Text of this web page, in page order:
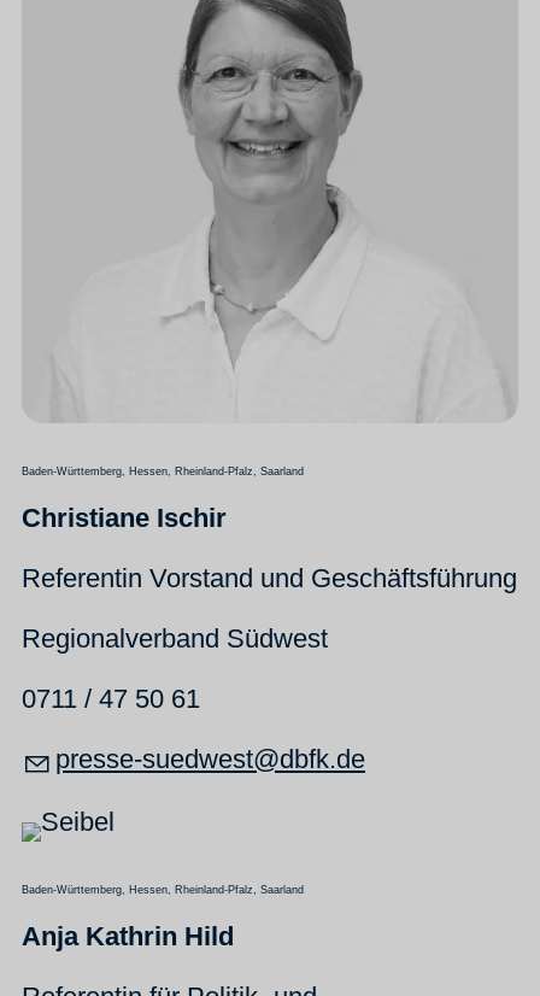
Baden-Württemberg, Hessen, Rheinland-Pfalz, Saarland
Christiane Ischir
Referentin Vorstand und Geschäftsführung
Regionalverband Südwest
0711 / 47 50 61
pr ss -s dw st dbfk d
Baden-Württemberg, Hessen, Rheinland-Pfalz, Saarland
Anja Kathrin Hild